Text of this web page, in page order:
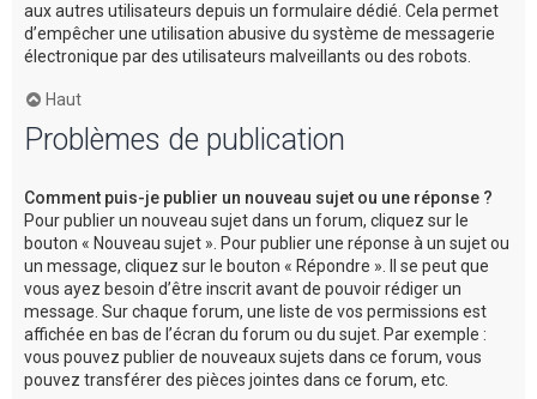
aux autres utilisateurs depuis un formulaire dédié. Cela permet
d’empêcher une utilisation abusive du système de messagerie
électronique par des utilisateurs malveillants ou des robots.
Haut
Problèmes de publication
Comment puis-je publier un nouveau sujet ou une réponse ?
Pour publier un nouveau sujet dans un forum, cliquez sur le
bouton « Nouveau sujet ». Pour publier une réponse à un sujet ou
un message, cliquez sur le bouton « Répondre ». Il se peut que
vous ayez besoin d’être inscrit avant de pouvoir rédiger un
message. Sur chaque forum, une liste de vos permissions est
affichée en bas de l’écran du forum ou du sujet. Par exemple :
vous pouvez publier de nouveaux sujets dans ce forum, vous
pouvez transférer des pièces jointes dans ce forum, etc.